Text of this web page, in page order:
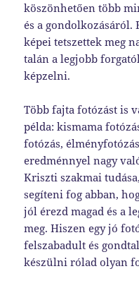
köszönhetően több
és a gondolkozásáról.
képei tetszettek meg
talán a legjobb
képzelni.
Több fajta fotózást is
példa: kismama
fotózás,
eredménnyel nagy
Kriszti szakmai
segíteni fog abban,
jól érezd magad és a
meg. Hiszen egy jó
felszabadult és
készülni rólad olyan